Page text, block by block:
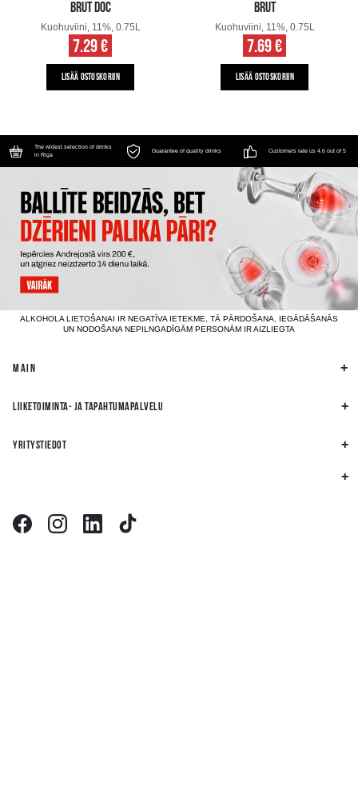
BRUT DOC
Kuohuviini, 11%, 0.75L
7.29 €
LISÄÄ OSTOSKORIIN
BRUT
Kuohuviini, 11%, 0.75L
7.69 €
LISÄÄ OSTOSKORIIN
The widest selection of drinks
in Riga
Guarantee of quality drinks Customers rate us 4.6 out of 5
ALKOHOLA LIETOŠANAI IR NEGATĪVA IETEKME, TĀ PĀRDOŠANA, IEGĀDĀŠANĀS
UN NODOŠANA NEPILNGADĪGĀM PERSONĀM IR AIZLIEGTA
MAIN
LIIKETOIMINTA- JA TAPAHTUMAPALVELU
YRITYSTIEDOT